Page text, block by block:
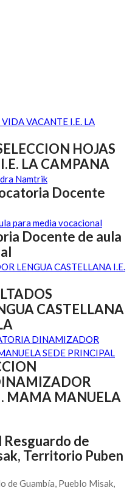
HOJAS
LA CAMPANA
Docente
Docente de aula
CASTELLANA
MAMA MANUELA
de
Territorio Puben
de Guambía, Pueblo Misak,